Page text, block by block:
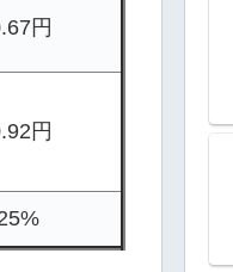
円
円